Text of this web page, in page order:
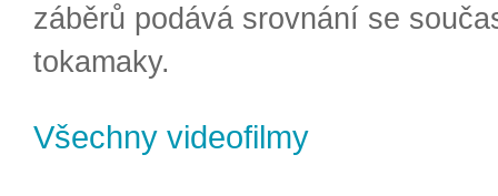
záběrů podává srovnání se
tokamaky.
Všechny videofilmy